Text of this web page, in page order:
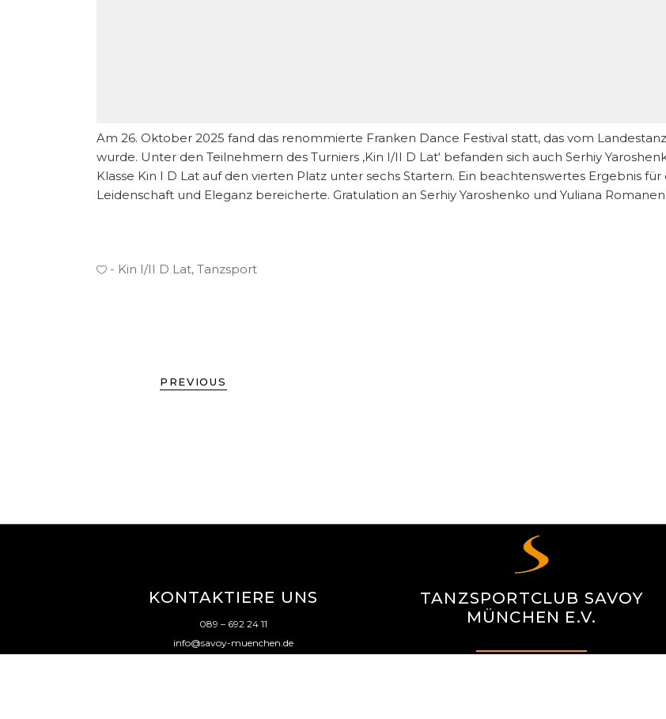
Am 26. Oktober 2025 fand das renommierte Franken Dance Festival statt, das vom
wurde. Unter den Teilnehmern des Turniers ‚Kin I/II D Lat‘ befanden sich auch Serhiy
Klasse Kin I D Lat auf den vierten Platz unter sechs Startern. Ein beachtenswertes Ergebnis
Leidenschaft und Eleganz bereicherte. Gratulation an Serhiy Yaroshenko und Yuliana
Kin I/II D Lat, Tanzsport
PREVIOUS
KONTAKTIERE UNS
089 – 692 24 11
info@savoy-muenchen.de
TANZSPORTCLUB SAVOY
MÜNCHEN E.V.